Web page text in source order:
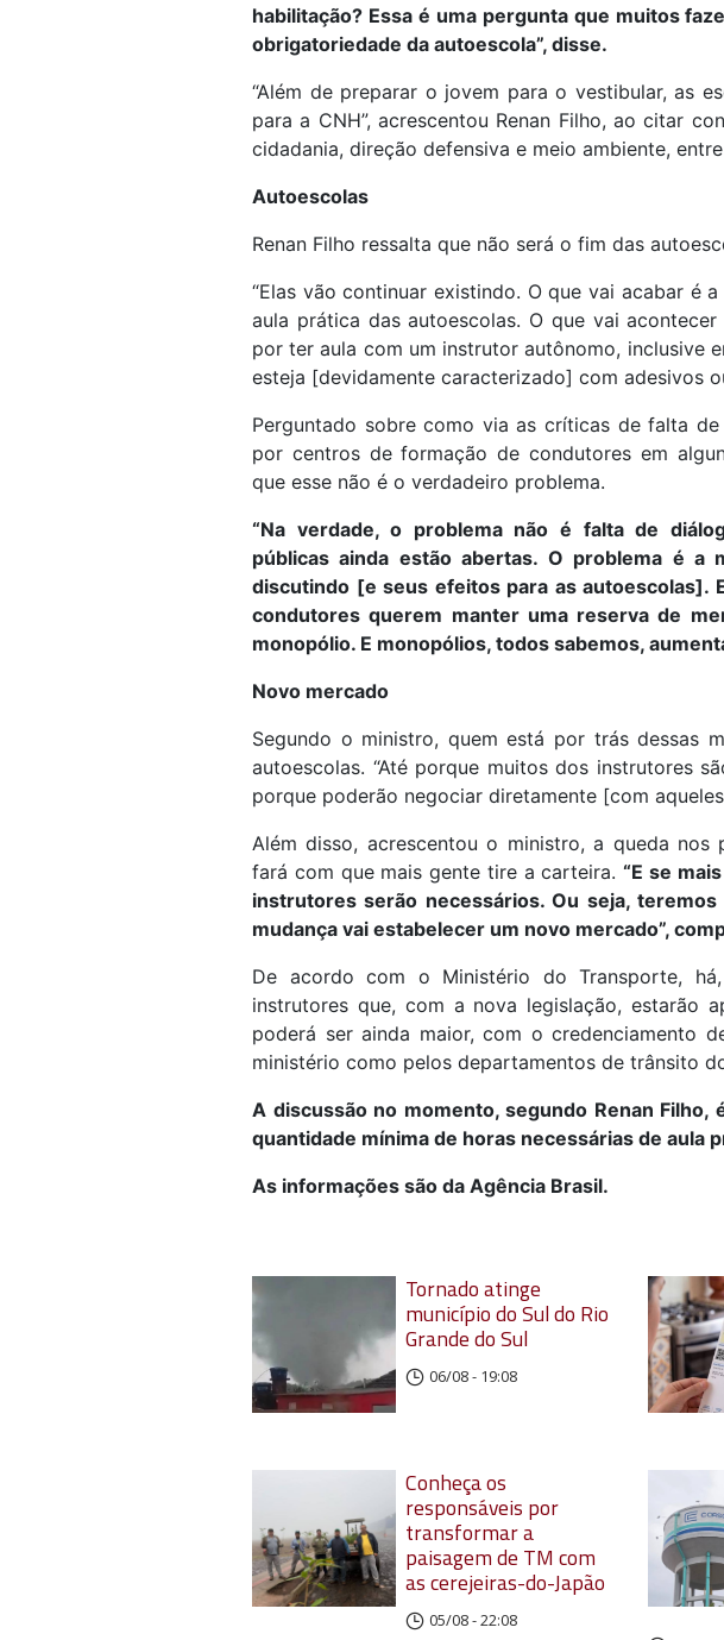
habilitação? Essa é uma pergunta que muitos
obrigatoriedade da autoescola”, disse.
“Além de preparar o jovem para o vestibular, as
para a CNH”, acrescentou Renan Filho, ao citar
cidadania, direção defensiva e meio ambiente,
Autoescolas
Renan Filho ressalta que não será o fim das
“Elas vão continuar existindo. O que vai acabar é
aula prática das autoescolas. O que vai
por ter aula com um instrutor autônomo, inclusive
esteja [devidamente caracterizado] com adesivos
Perguntado sobre como via as críticas de falta
por centros de formação de condutores em
que esse não é o verdadeiro problema.
“Na verdade, o problema não é falta de
públicas ainda estão abertas. O problema é a
discutindo [e seus efeitos para as autoescolas].
condutores querem manter uma reserva de
monopólio. E monopólios, todos sabemos,
Novo mercado
Segundo o ministro, quem está por trás dessas
autoescolas. “Até porque muitos dos instrutores
porque poderão negociar diretamente [com
Além disso, acrescentou o ministro, a queda nos
fará com que mais gente tire a carteira. “E se
instrutores serão necessários. Ou seja,
mudança vai estabelecer um novo mercado”,
De acordo com o Ministério do Transporte,
instrutores que, com a nova legislação, estarão
poderá ser ainda maior, com o credenciamento
ministério como pelos departamentos de trânsito
A discussão no momento, segundo Renan Filho,
quantidade mínima de horas necessárias de aula
As informações são da Agência Brasil.
Tornado atinge
município do Sul do Rio
Grande do Sul
06/08 - 19:08
Conheça os
responsáveis por
transformar a
paisagem de TM com
as cerejeiras-do-Japão
05/08 - 22:08